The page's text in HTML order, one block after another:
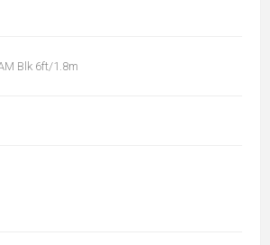
Blk 6ft/1.8m